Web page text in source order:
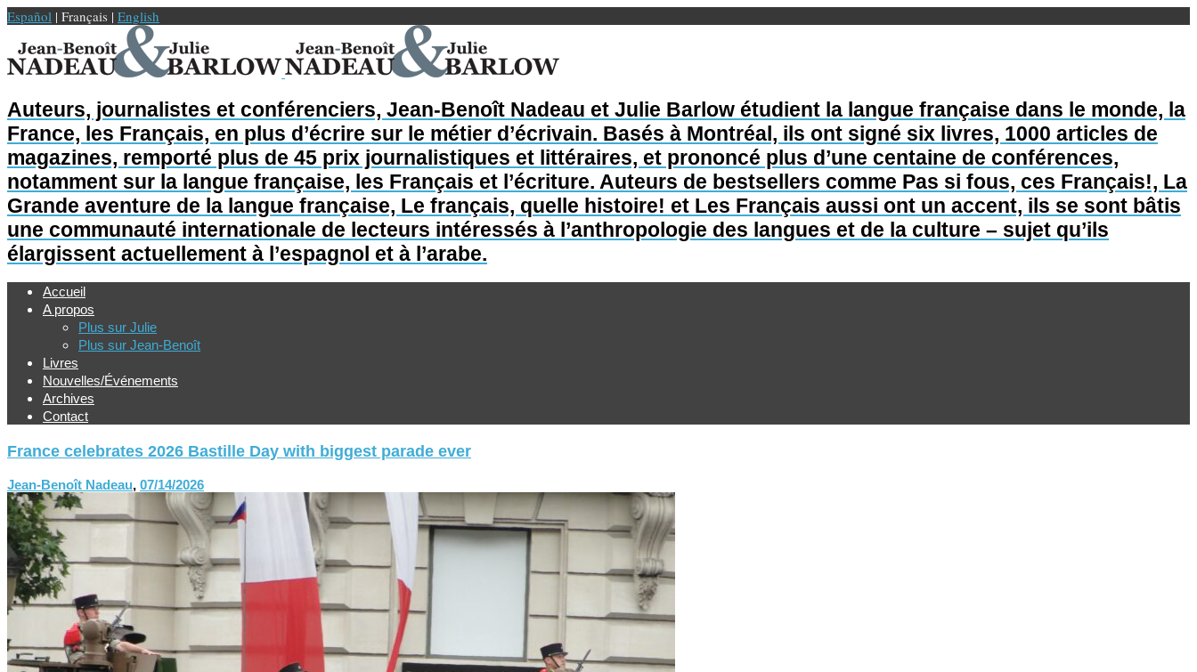
Español | Français | English
Auteurs, journalistes et conférenciers, Jean-Benoît Nadeau et Julie Barlow étudient la langue française dans le monde, la
France, les Français, en plus d’écrire sur le métier d’écrivain. Basés à Montréal, ils ont signé six livres, 1000 articles de
magazines, remporté plus de 45 prix journalistiques et littéraires, et prononcé plus d’une centaine de conférences,
notamment sur la langue française, les Français et l’écriture. Auteurs de bestsellers comme Pas si fous, ces Français!, La
Grande aventure de la langue française, Le français, quelle histoire! et Les Français aussi ont un accent, ils se sont bâtis
une communauté internationale de lecteurs intéressés à l’anthropologie des langues et de la culture – sujet qu’ils
élargissent actuellement à l’espagnol et à l’arabe.
Accueil
A propos
Plus sur Julie
Plus sur Jean-Benoît
Livres
Nouvelles/Événements
Archives
Contact
France celebrates 2026 Bastille Day with biggest parade ever
Jean-Benoît Nadeau, 07/14/2026